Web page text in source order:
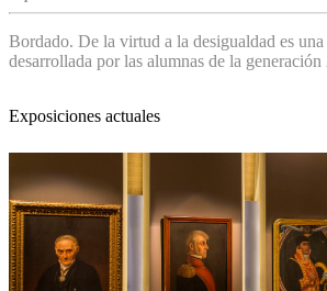
Bordado. De la virtud a la desigualdad es
desarrollada por las alumnas de la
Exposiciones actuales